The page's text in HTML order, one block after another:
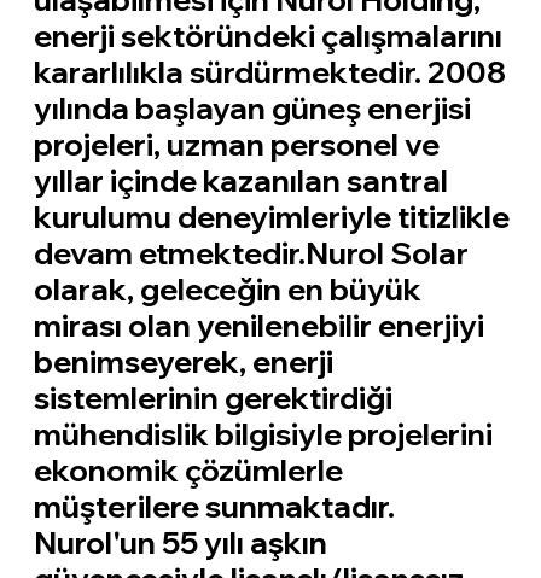
enerji sektöründeki çalışmalarını
kararlılıkla sürdürmektedir. 2008
yılında başlayan güneş enerjisi
projeleri, uzman personel ve
yıllar içinde kazanılan santral
kurulumu deneyimleriyle titizlikle
devam etmektedir.Nurol Solar
olarak, geleceğin en büyük
mirası olan yenilenebilir enerjiyi
benimseyerek, enerji
sistemlerinin gerektirdiği
mühendislik bilgisiyle projelerini
ekonomik çözümlerle
müşterilere sunmaktadır.
Nurol'un 55 yılı aşkın